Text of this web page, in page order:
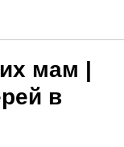
мам |
в